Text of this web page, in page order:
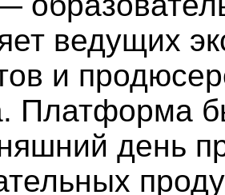
ведущих
и
Платформа
день